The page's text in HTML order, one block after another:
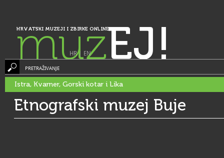
HRVATSKI MUZEJI I ZBIRKE ONLINE
muzEJ!
HR| EN
PRETRAŽIVANJE
Istra, Kvarner, Gorski kotar i Lika
Etnografski muzej Buje